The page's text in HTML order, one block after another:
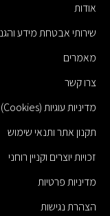
אודות
שירותי אבטחת מידע
מאמרים
צרו קשר
מדיניות עוגיות (Cookies)
תקנון אתר ותנאי שימוש
זכויות יוצרים וקניין רוחני
מדיניות פרטיות
הצהרת נגישות